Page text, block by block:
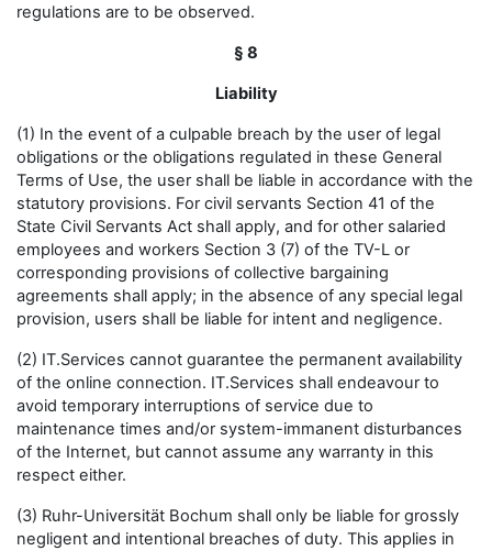
regulations are to be observed.
§ 8
Liability
(1) In the event of a culpable breach by the user of legal
obligations or the obligations regulated in these General
Terms of Use, the user shall be liable in accordance with the
statutory provisions. For civil servants Section 41 of the
State Civil Servants Act shall apply, and for other salaried
employees and workers Section 3 (7) of the TV-L or
corresponding provisions of collective bargaining
agreements shall apply; in the absence of any special legal
provision, users shall be liable for intent and negligence.
(2) IT.Services cannot guarantee the permanent availability
of the online connection. IT.Services shall endeavour to
avoid temporary interruptions of service due to
maintenance times and/or system-immanent disturbances
of the Internet, but cannot assume any warranty in this
respect either.
(3) Ruhr-Universität Bochum shall only be liable for grossly
negligent and intentional breaches of duty. This applies in